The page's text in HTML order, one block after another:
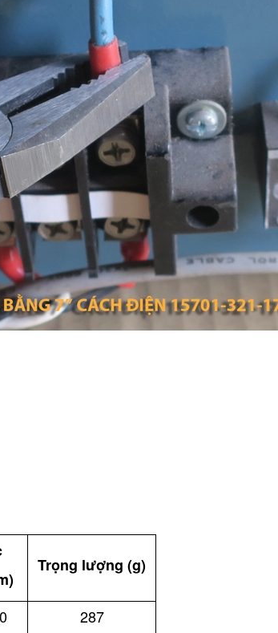
Trọng lượng (g)
287